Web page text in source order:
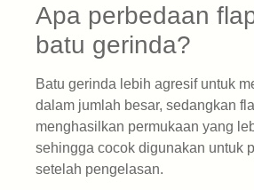
Apa perbedaan
batu gerinda?
Batu gerinda lebih agresif untuk
dalam jumlah besar, sedangkan
menghasilkan permukaan yang
sehingga cocok digunakan untuk
setelah pengelasan.